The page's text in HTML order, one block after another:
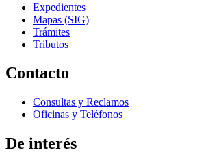
Expedientes
Mapas (SIG)
Trámites
Tributos
Contacto
Consultas y Reclamos
Oficinas y Teléfonos
De interés